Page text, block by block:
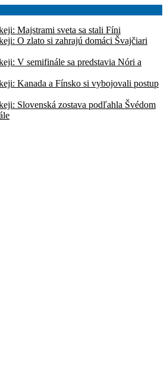
Majstrami sveta sa stali Fíni
O zlato si zahrajú domáci Švajčiari
V semifinále sa predstavia Nóri a
Kanada a Fínsko si vybojovali postup
Slovenská zostava podľahla Švédom